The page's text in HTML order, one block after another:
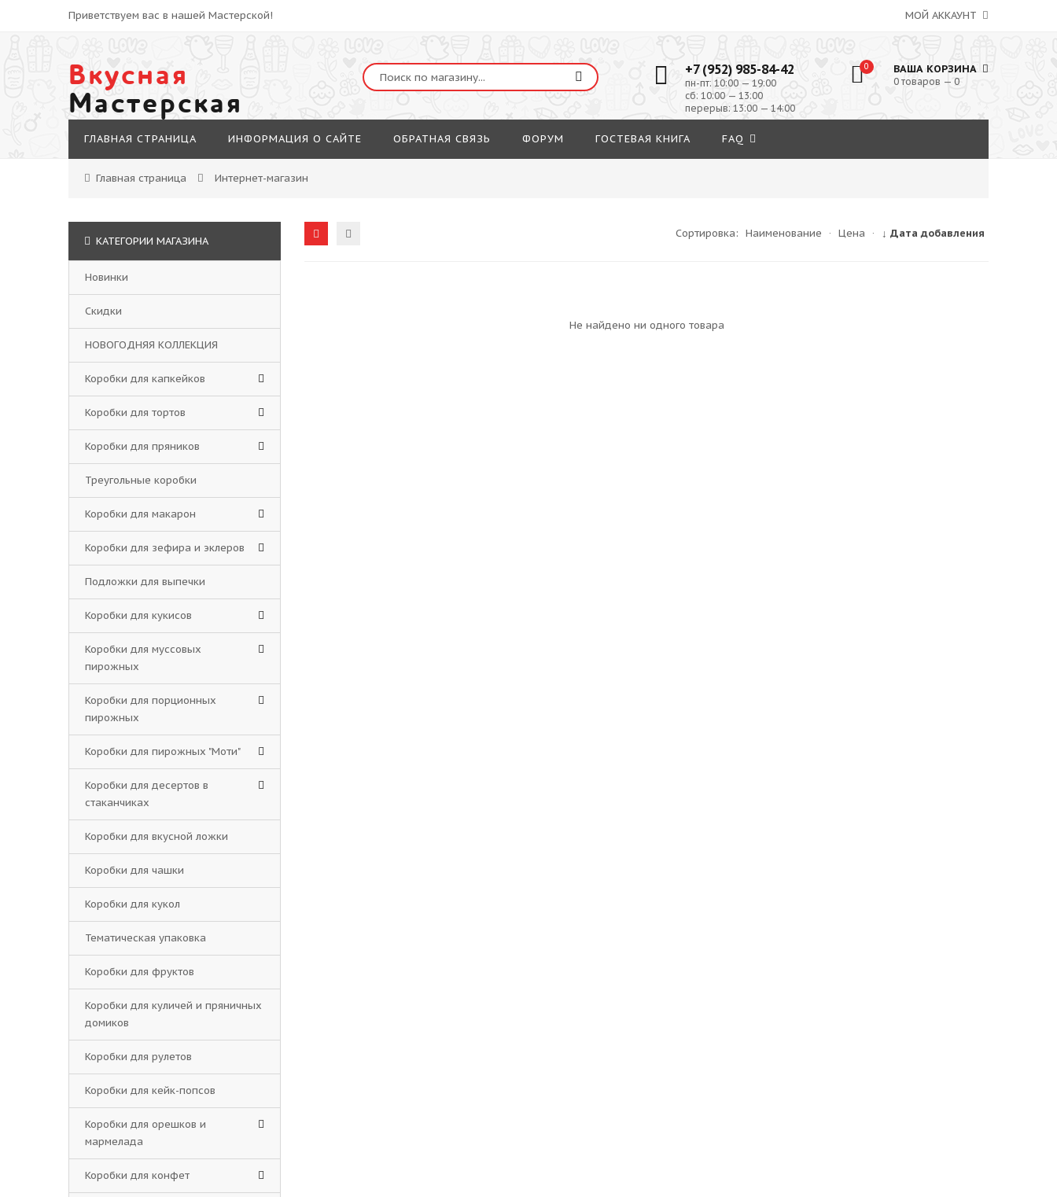
Приветствуем вас в нашей Мастерской! МОЙ АККАУНТ
Вкусная
Мастерская
+7 (952) 985-84-42
пн-пт: 10:00 — 19:00
сб: 10:00 — 13:00
перерыв: 13:00 — 14:00
0 ВАША КОРЗИНА
0 товаров — 0
ГЛАВНАЯ СТРАНИЦА ИНФОРМАЦИЯ О САЙТЕ ОБРАТНАЯ СВЯЗЬ ФОРУМ ГОСТЕВАЯ КНИГА FAQ
Главная страница Интернет-магазин
Сортировка: Наименование · Цена · ↓ Дата добавления
Не найдено ни одного товара
КАТЕГОРИИ МАГАЗИНА
Новинки
Скидки
НОВОГОДНЯЯ КОЛЛЕКЦИЯ
Коробки для капкейков
Коробки для тортов
Коробки для пряников
Треугольные коробки
Коробки для макарон
Коробки для зефира и эклеров
Подложки для выпечки
Коробки для кукисов
Коробки для муссовых
пирожных
Коробки для порционных
пирожных
Коробки для пирожных "Моти"
Коробки для десертов в
стаканчиках
Коробки для вкусной ложки
Коробки для чашки
Коробки для кукол
Тематическая упаковка
Коробки для фруктов
Коробки для куличей и пряничных
домиков
Коробки для рулетов
Коробки для кейк-попсов
Коробки для орешков и
мармелада
Коробки для конфет